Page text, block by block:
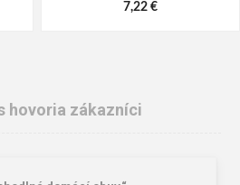
7,22 €
hovoria zákazníci